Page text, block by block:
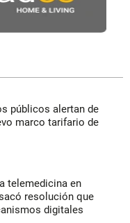
públicos alertan de
marco tarifario de
telemedicina en
resolución que
digitales